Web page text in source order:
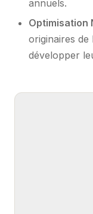
annuels.
Optimisation
originaires de
développer